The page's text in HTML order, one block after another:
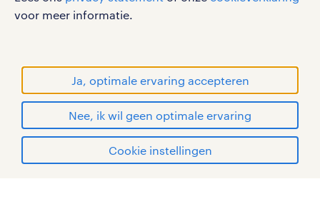
voor meer informatie.
Ja, optimale ervaring accepteren
Nee, ik wil geen optimale ervaring
Cookie instellingen
vacatures. Randstad helpt je om jouw
gemiddeld kan verdienen? Lees dan
meer overwerken als klantadviseur.
hoe solliciteer ik voor een baan als
klantadviseur?
handelsmerken van Randstad N.V.
© Randstad 2026